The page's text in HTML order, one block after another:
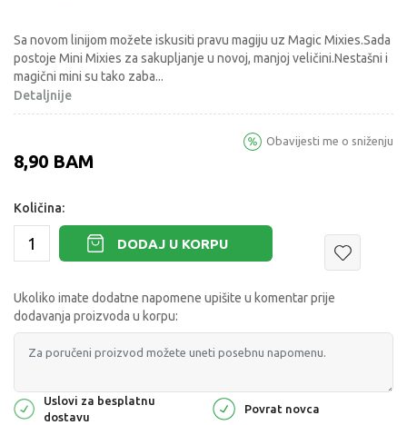
Sa novom linijom možete iskusiti pravu magiju uz Magic Mixies.Sada
postoje Mini Mixies za sakupljanje u novoj, manjoj veličini.Nestašni i
magični mini su tako zaba...
Detaljnije
8,90 BAM
Obavijesti me o sniženju
Količina:
DODAJ U KORPU
Ukoliko imate dodatne napomene upišite u komentar prije
dodavanja proizvoda u korpu:
Uslovi za besplatnu
dostavu
Povrat novca